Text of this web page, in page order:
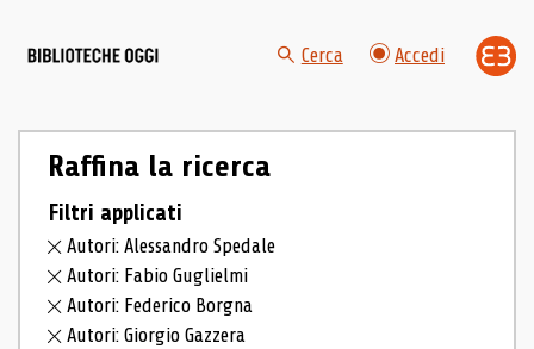
Cerca Accedi
Raffina la ricerca
Filtri applicati
Autori: Alessandro Spedale
Autori: Fabio Guglielmi
Autori: Federico Borgna
Autori: Giorgio Gazzera